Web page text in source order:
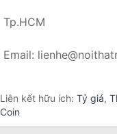
Tp.HCM
Email:
Liên kết hữu ích: Tỷ giá,
Coin